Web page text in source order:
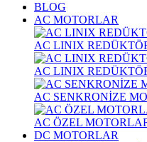
BLOG
AC MOTORLAR
AC LINIX
AC LINIX
AC SENKRONİZE
AC ÖZEL
DC MOTORLAR